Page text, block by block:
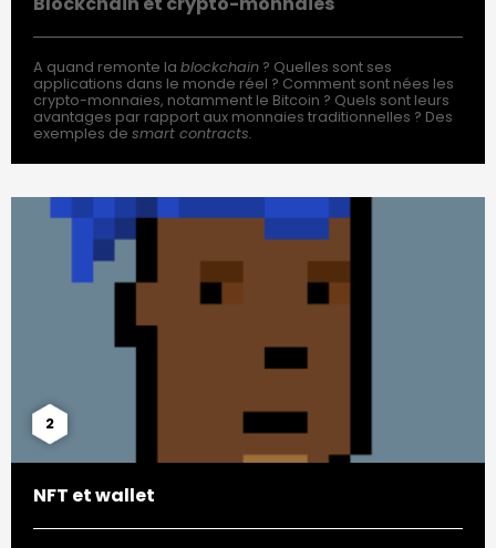
A quand remonte la blockchain ? Quelles sont ses
applications dans le monde réel ? Comment sont nées les
crypto-monnaies, notamment le Bitcoin ? Quels sont leurs
avantages par rapport aux monnaies traditionnelles ? Des
exemples de smart contracts.
2
NFT et wallet